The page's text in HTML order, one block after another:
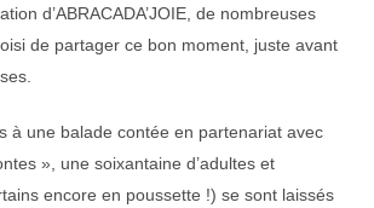
d’ABRACADA’JOIE, de nombreuses
de partager ce bon moment, juste avant
à une balade contée en partenariat avec
», une soixantaine d’adultes et
encore en poussette !) se sont laissés